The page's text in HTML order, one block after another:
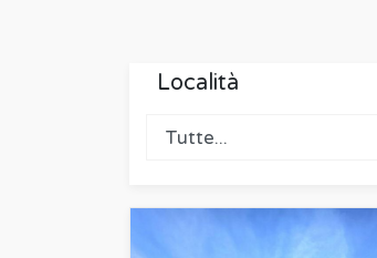
Località